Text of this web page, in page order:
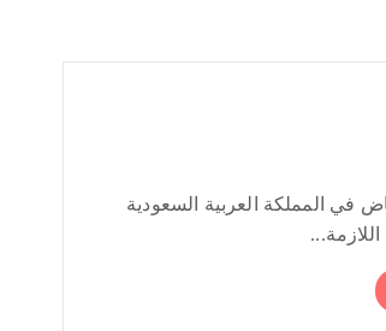
المملكة العربية السعودية